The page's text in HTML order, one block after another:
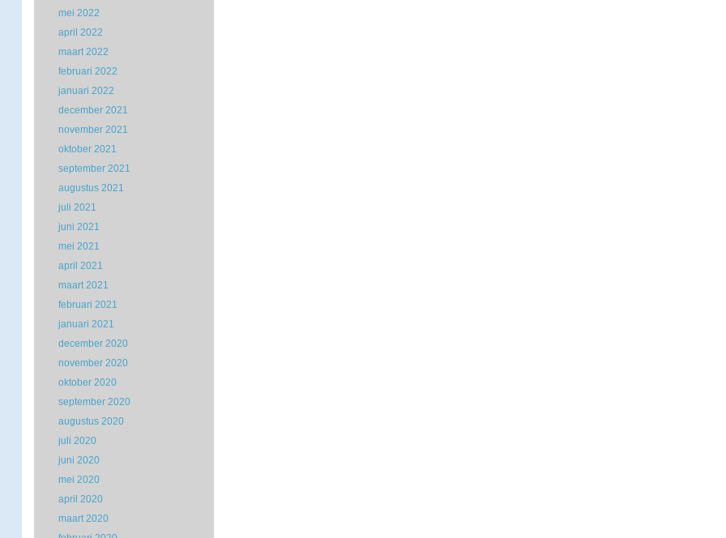
mei 2022
april 2022
maart 2022
februari 2022
januari 2022
december 2021
november 2021
oktober 2021
september 2021
augustus 2021
juli 2021
juni 2021
mei 2021
april 2021
maart 2021
februari 2021
januari 2021
december 2020
november 2020
oktober 2020
september 2020
augustus 2020
juli 2020
juni 2020
mei 2020
april 2020
maart 2020